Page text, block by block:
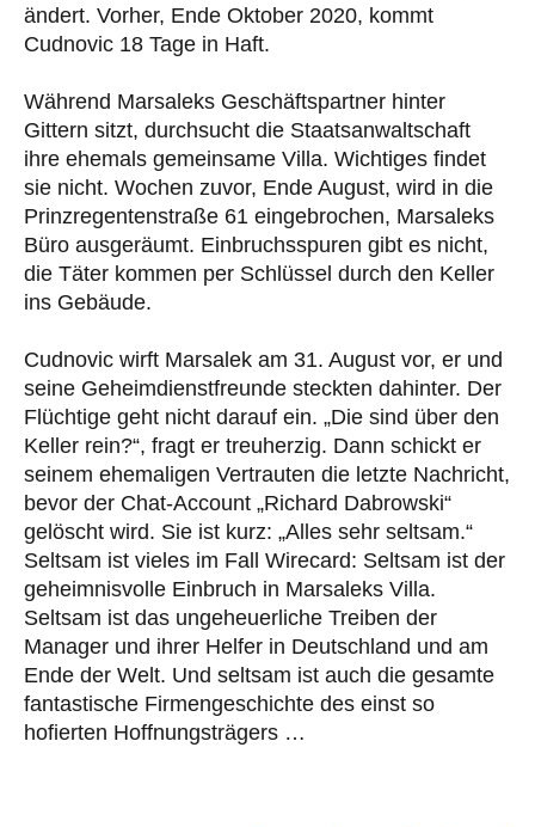
ändert. Vorher, Ende Oktober 2020, kommt
Cudnovic 18 Tage in Haft.
Während Marsaleks Geschäftspartner hinter
Gittern sitzt, durchsucht die Staatsanwaltschaft
ihre ehemals gemeinsame Villa. Wichtiges findet
sie nicht. Wochen zuvor, Ende August, wird in die
Prinzregentenstraße 61 eingebrochen, Marsaleks
Büro ausgeräumt. Einbruchsspuren gibt es nicht,
die Täter kommen per Schlüssel durch den Keller
ins Gebäude.
Cudnovic wirft Marsalek am 31. August vor, er und
seine Geheimdienstfreunde steckten dahinter. Der
Flüchtige geht nicht darauf ein. „Die sind über den
Keller rein?“, fragt er treuherzig. Dann schickt er
seinem ehemaligen Vertrauten die letzte Nachricht,
bevor der Chat-Account „Richard Dabrowski“
gelöscht wird. Sie ist kurz: „Alles sehr seltsam.“
Seltsam ist vieles im Fall Wirecard: Seltsam ist der
geheimnisvolle Einbruch in Marsaleks Villa.
Seltsam ist das ungeheuerliche Treiben der
Manager und ihrer Helfer in Deutschland und am
Ende der Welt. Und seltsam ist auch die gesamte
fantastische Firmengeschichte des einst so
hofierten Hoffnungsträgers …